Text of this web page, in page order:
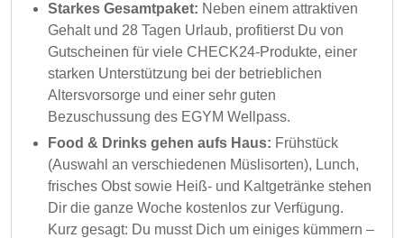
Starkes Gesamtpaket: Neben einem attraktiven
Gehalt und 28 Tagen Urlaub, profitierst Du von
Gutscheinen für viele CHECK24-Produkte, einer
starken Unterstützung bei der betrieblichen
Altersvorsorge und einer sehr guten
Bezuschussung des EGYM Wellpass.
Food & Drinks gehen aufs Haus: Frühstück
(Auswahl an verschiedenen Müslisorten), Lunch,
frisches Obst sowie Heiß- und Kaltgetränke stehen
Dir die ganze Woche kostenlos zur Verfügung.
Kurz gesagt: Du musst Dich um einiges kümmern –